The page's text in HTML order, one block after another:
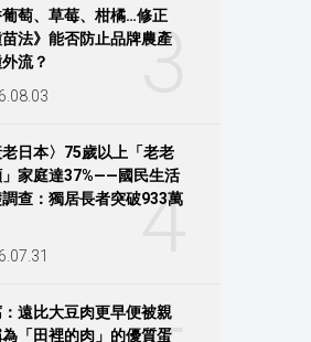
3
葡萄、草莓、柑橘…修正
苗法》能否防止品牌農產
流？
4
老日本〉75歲以上「老老
」家庭達37%——國民生活
查：獨居長者突破933萬
遠比大豆肉更早便被親
「田裡的肉」的優質蛋